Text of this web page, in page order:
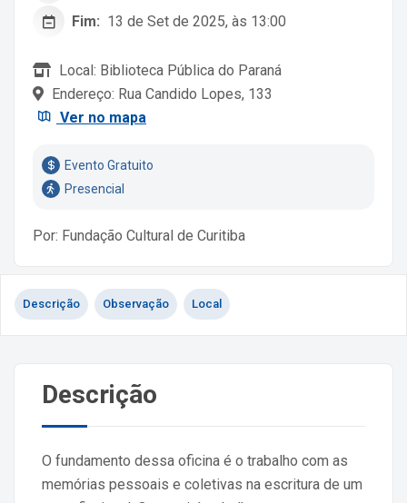
Fim: 13 de Set de 2025, às 13:00
Local: Biblioteca Pública do Paraná
Endereço: Rua Candido Lopes, 133
Ver no mapa
Evento Gratuito
Presencial
Por: Fundação Cultural de Curitiba
Descrição Observação Local
Descrição
O fundamento dessa oficina é o trabalho com as
memórias pessoais e coletivas na escritura de um